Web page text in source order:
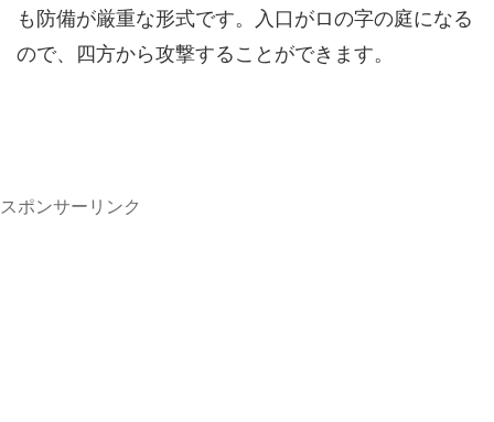
も防備が厳重な形式です。入口がロの字の庭になる
ので、四方から攻撃することができます。
スポンサーリンク